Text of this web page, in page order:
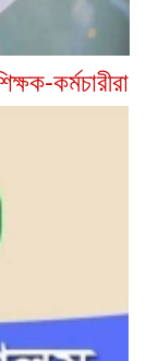
কর্মচারীরা